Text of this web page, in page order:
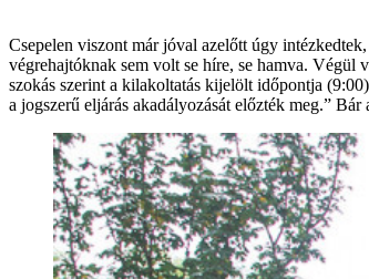
Csepelen viszont már jóval azelőtt úgy
végrehajtóknak sem volt se híre, se hamva.
szokás szerint a kilakoltatás kijelölt időpontja
a jogszerű eljárás akadályozását előzték meg.”